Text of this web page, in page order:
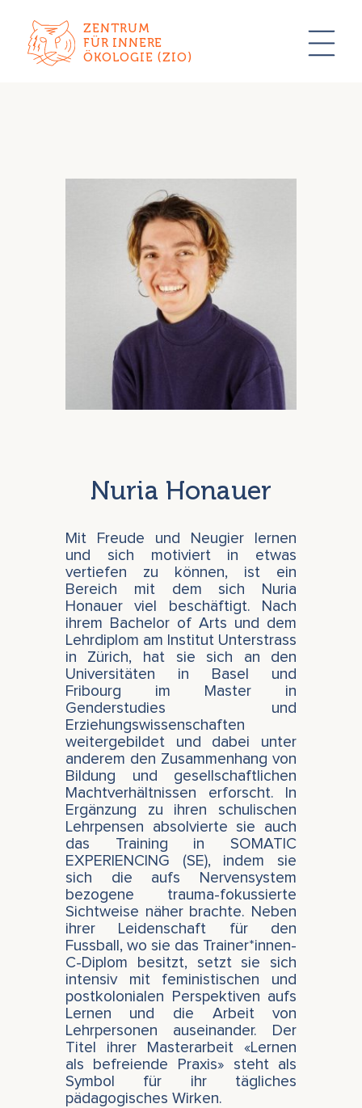
ZENTRUM
FÜR INNERE
ÖKOLOGIE (ZIO)
Nuria Honauer
Mit Freude und Neugier lernen
und sich motiviert in etwas
vertiefen zu können, ist ein
Bereich mit dem sich Nuria
Honauer viel beschäftigt. Nach
ihrem Bachelor of Arts und dem
Lehrdiplom am Institut Unterstrass
in Zürich, hat sie sich an den
Universitäten in Basel und
Fribourg im Master in
Genderstudies und
Erziehungswissenschaften
weitergebildet und dabei unter
anderem den Zusammenhang von
Bildung und gesellschaftlichen
Machtverhältnissen erforscht. In
Ergänzung zu ihren schulischen
Lehrpensen absolvierte sie auch
das Training in SOMATIC
EXPERIENCING (SE), indem sie
sich die aufs Nervensystem
bezogene trauma-fokussierte
Sichtweise näher brachte. Neben
ihrer Leidenschaft für den
Fussball, wo sie das Trainer*innen-
C-Diplom besitzt, setzt sie sich
intensiv mit feministischen und
postkolonialen Perspektiven aufs
Lernen und die Arbeit von
Lehrpersonen auseinander. Der
Titel ihrer Masterarbeit «Lernen
als befreiende Praxis» steht als
Symbol für ihr tägliches
pädagogisches Wirken.